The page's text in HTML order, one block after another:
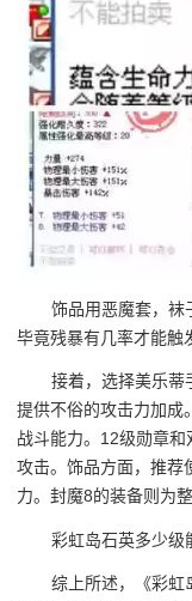
饰品用恶魔套，袜
毕竟残暴有几率才能触
接着，选择美乐蒂
提供不俗的攻击力加成
战斗能力。12级勋章
攻击。饰品方面，推荐
力。封魔8的装备则为
彩虹岛石英多少级
综上所述，《彩虹